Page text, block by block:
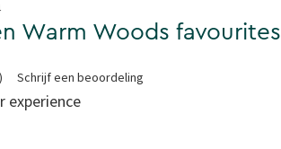
Warm Woods favourites
Schrijf een beoordeling
experience